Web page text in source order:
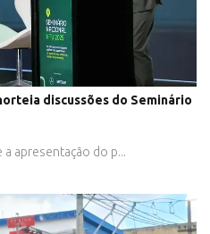
discussões do Seminário
apresentação do p...